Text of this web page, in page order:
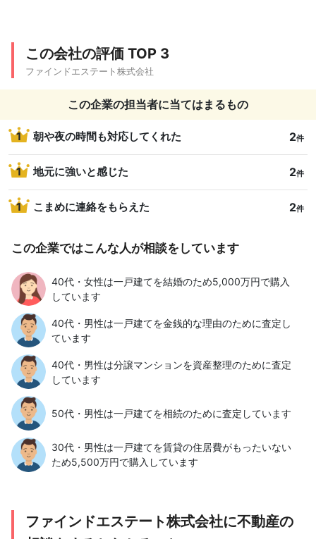
この会社の評価 TOP 3
ファインドエステート株式会社
この企業の担当者に当てはまるもの
1 朝や夜の時間も対応してくれた 2件
1 地元に強いと感じた 2件
1 こまめに連絡をもらえた 2件
この企業ではこんな人が相談をしています
40代・女性は一戸建てを結婚のため5,000万円で購入
しています
40代・男性は一戸建てを金銭的な理由のために査定し
ています
40代・男性は分譲マンションを資産整理のために査定
しています
50代・男性は一戸建てを相続のために査定しています
30代・男性は一戸建てを賃貸の住居費がもったいない
ため5,500万円で購入しています
ファインドエステート株式会社に不動産の